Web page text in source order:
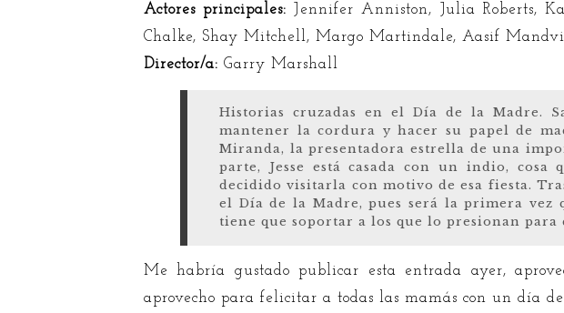
Actores principales:
Jennifer Anniston, Julia Roberts,
Chalke, Shay Mitchell, Margo Martindale, Aasif
Director/a: Garry Marshall
Historias cruzadas en el Día de la Madre.
mantener la cordura y hacer su papel de
Miranda, la presentadora estrella de una
parte, Jesse está casada con un indio,
decidido visitarla con motivo de esa fiesta.
el Día de la Madre, pues será la primera vez
tiene que soportar a los que lo presionan para
Me habría gustado publicar esta entrada ayer,
aprovecho para felicitar a todas las mamás con un día